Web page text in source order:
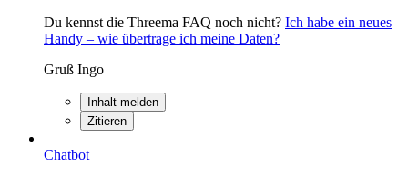
Du kennst die Threema FAQ noch nicht? Ich habe ein neues
Handy ­– wie übertrage ich meine Daten?
Gruß Ingo
Inhalt melden
Zitieren
Chatbot